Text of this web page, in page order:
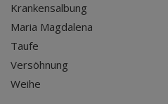
Krankensalbung
Maria Magdalena
Taufe
Versöhnung
Weihe